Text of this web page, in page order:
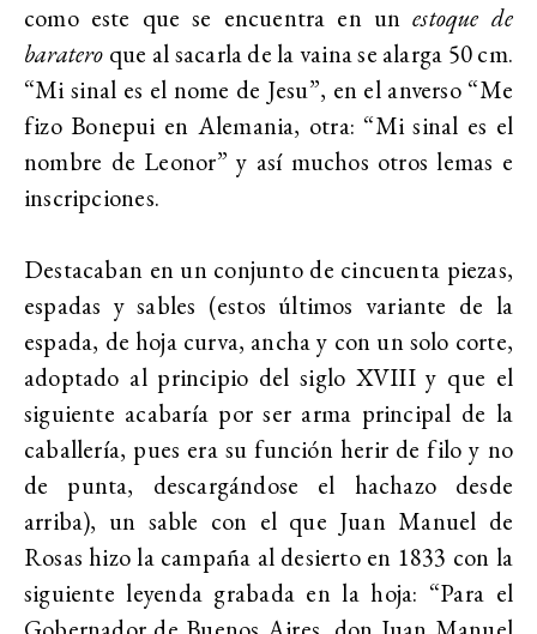
como este que se encuentra en unestoque de
baratero que al sacarla de la vaina se alarga 50 cm.
“Mi sinal es el nome de Jesu”, en el anverso “Me
fizo Bonepui en Alemania, otra: “Mi sinal es el
nombre de Leonor” y así muchos otros lemas e
inscripciones.
Destacaban en un conjunto de cincuenta piezas,
espadas y sables (estos últimos variante de la
espada, de hoja curva, ancha y con un solo corte,
adoptado al principio del siglo XVIII y que el
siguiente acabaría por ser arma principal de la
caballería, pues era su función herir de filo y no
de punta, descargándose el hachazo desde
arriba), un sable con el que Juan Manuel de
Rosas hizo la campaña al desierto en 1833 con la
siguiente leyenda grabada en la hoja: “Para el